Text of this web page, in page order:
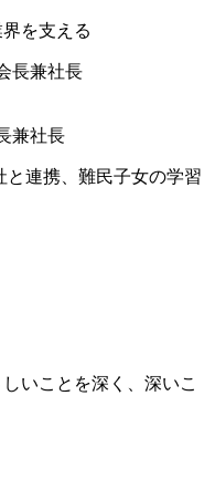
を支える
兼社長
と連携、難民子女の学習
いことを深く、深いこ